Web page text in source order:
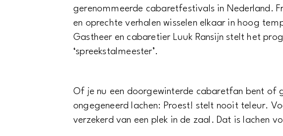
gerenommeerde cabaretfestivals in Nederland.
en oprechte verhalen wisselen elkaar in hoog
Gastheer en cabaretier Luuk Ransijn stelt het
‘spreekstalmeester’.
Of je nu een doorgewinterde cabaretfan bent of
ongegeneerd lachen: Proest! stelt nooit teleur.
verzekerd van een plek in de zaal. Dat is lachen